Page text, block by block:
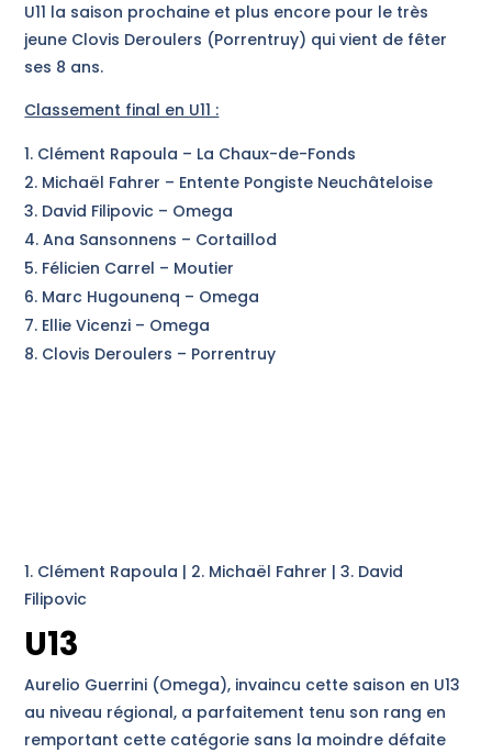
U11 la saison prochaine et plus encore pour le très
jeune Clovis Deroulers (Porrentruy) qui vient de fêter
ses 8 ans.
Classement final en U11 :
Clément Rapoula – La Chaux-de-Fonds
Michaël Fahrer – Entente Pongiste Neuchâteloise
David Filipovic – Omega
Ana Sansonnens – Cortaillod
Félicien Carrel – Moutier
Marc Hugounenq – Omega
Ellie Vicenzi – Omega
Clovis Deroulers – Porrentruy
1. Clément Rapoula | 2. Michaël Fahrer | 3. David
Filipovic
U13
Aurelio Guerrini (Omega), invaincu cette saison en U13
au niveau régional, a parfaitement tenu son rang en
remportant cette catégorie sans la moindre défaite